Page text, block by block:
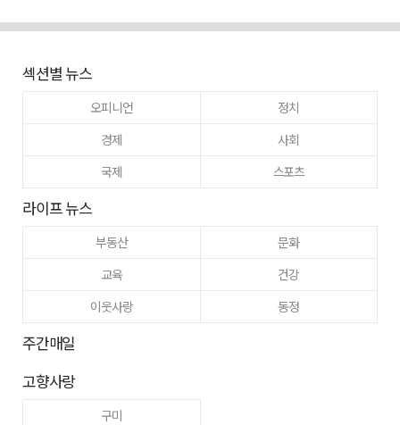
섹션별 뉴스
오피니언
정치
경제
사회
국제
스포츠
라이프 뉴스
부동산
문화
교육
건강
이웃사랑
동정
주간매일
고향사랑
구미